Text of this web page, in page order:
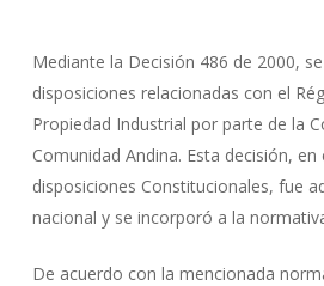
Mediante la Decisión 486 de 2000,
disposiciones relacionadas con el
Propiedad Industrial por parte de la
Comunidad Andina. Esta decisión,
disposiciones Constitucionales, fue
nacional y se incorporó a la
De acuerdo con la mencionada